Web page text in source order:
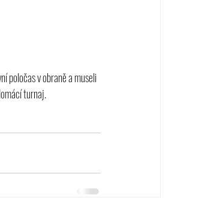
poločas v obraně a museli
turnaj.